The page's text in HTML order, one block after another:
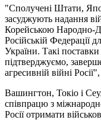
"Сполучені Штати,
засуджують надання
Корейською Народно-
Російській Федерації
України. Такі поставки
підтверджуємо,
агресивній війні
Вашингтон, Токіо і
співпрацю з
Росії отримати